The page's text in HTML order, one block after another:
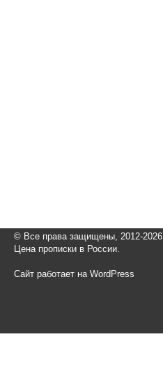
© Все права защищены, 2012-2026
Цена прописки в России.
Сайт работает на WordPress